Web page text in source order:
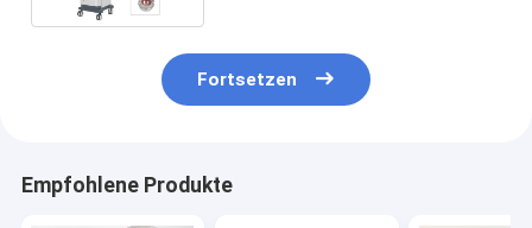
Fortsetzen
Empfohlene Produkte